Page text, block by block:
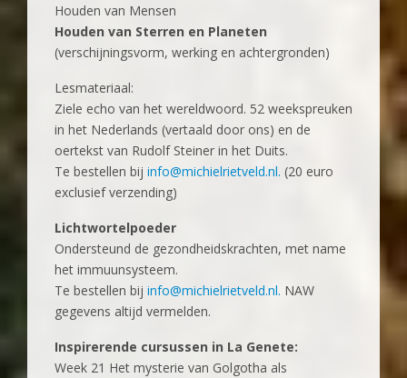
Houden van Mensen
Houden van Sterren en Planeten
(verschijningsvorm, werking en achtergronden)
Lesmateriaal:
Ziele echo van het wereldwoord. 52 weekspreuken
in het Nederlands (vertaald door ons) en de
oertekst van Rudolf Steiner in het Duits.
Te bestellen bij info@michielrietveld.nl. (20 euro
exclusief verzending)
Lichtwortelpoeder
Ondersteund de gezondheidskrachten, met name
het immuunsysteem.
Te bestellen bij info@michielrietveld.nl. NAW
gegevens altijd vermelden.
Inspirerende cursussen in La Genete:
Week 21 Het mysterie van Golgotha als